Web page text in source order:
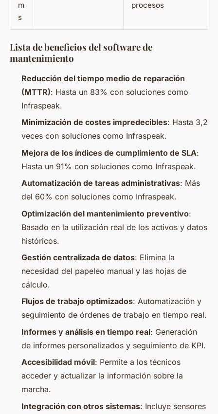
m
s
procesos
Lista de beneficios del software de
mantenimiento
Reducción del tiempo medio de reparación
(MTTR): Hasta un 83% con soluciones como
Infraspeak.
Minimización de costes impredecibles: Hasta 3,2
veces con soluciones como Infraspeak.
Mejora de los índices de cumplimiento de SLA:
Hasta un 91% con soluciones como Infraspeak.
Automatización de tareas administrativas: Más
del 60% con soluciones como Infraspeak.
Optimización del mantenimiento preventivo:
Basado en la utilización real de los activos y datos
históricos.
Gestión centralizada de datos: Elimina la
necesidad del papeleo manual y las hojas de
cálculo.
Flujos de trabajo optimizados: Automatización y
seguimiento de órdenes de trabajo en tiempo real.
Informes y análisis en tiempo real: Generación
de informes personalizados y seguimiento de KPI.
Accesibilidad móvil: Permite a los técnicos
acceder y actualizar la información sobre la
marcha.
Integración con otros sistemas: Incluye sensores